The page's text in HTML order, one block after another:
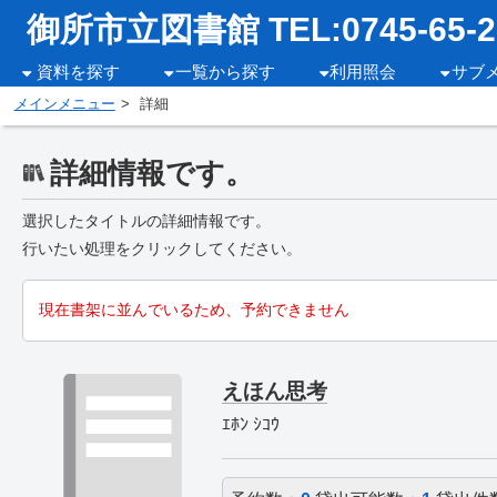
御所市立図書館 TEL:0745-65-
資料を探す 一覧から探す 利用照会 サブ
メインメニュー 詳細
詳細情報です。
選択したタイトルの詳細情報です。
行いたい処理をクリックしてください。
現在書架に並んでいるため、予約できません
えほん思考
ｴﾎﾝ ｼｺｳ